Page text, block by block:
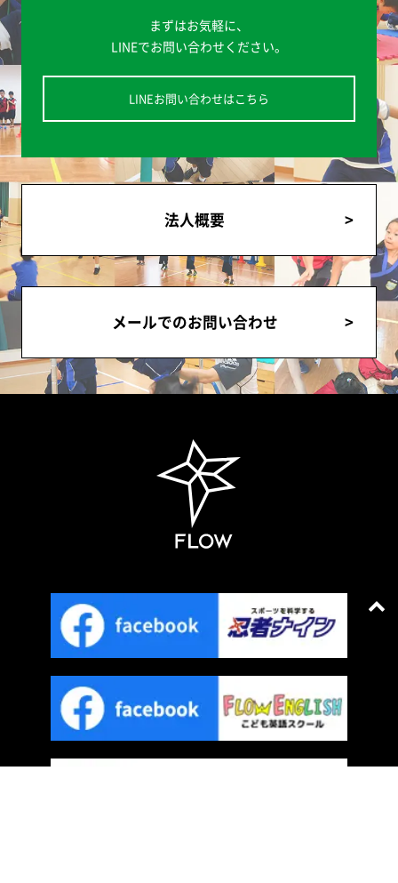
まずはお気軽に、
LINEでお問い合わせください。
LINEお問い合わせはこちら
法人概要
メールでのお問い合わせ